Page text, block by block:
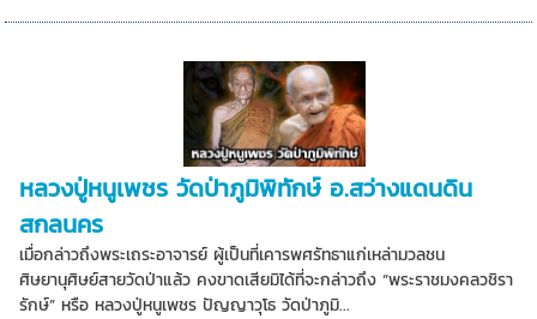
หลวงปู่หนูเพชร วัดป่าภูมิพิทักษ์ อ.สว่างแดนดิน
สกลนคร
เมื่อกล่าวถึงพระเถระอาจารย์ ผู้เป็นที่เคารพศรัทธาแก่เหล่ามวลชน
ศิษยานุศิษย์สายวัดป่าแล้ว คงขาดเสียมิได้ที่จะกล่าวถึง “พระราชมงคลวชิรา
รักษ์” หรือ หลวงปู่หนูเพชร ปัญญาวุโธ วัดป่าภูมิ...